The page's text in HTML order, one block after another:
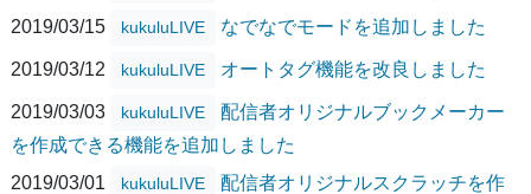
2019/03/15 kukuluLIVE なでなでモードを追加しました
2019/03/12 kukuluLIVE オートタグ機能を改良しました
2019/03/03 kukuluLIVE
配信者オリジナルブックメーカー
を作成できる機能を追加しました
2019/03/01
kukuluLIVE
配信者オリジナルスクラッチを作